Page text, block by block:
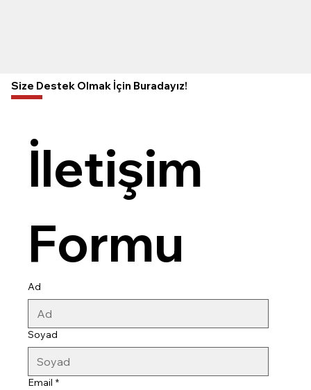
Size Destek Olmak İçin Buradayız!
İletişim
Formu
Ad
Soyad
Email *